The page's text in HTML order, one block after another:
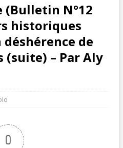
(Bulletin N°12
historiques
de
– Par Aly
0